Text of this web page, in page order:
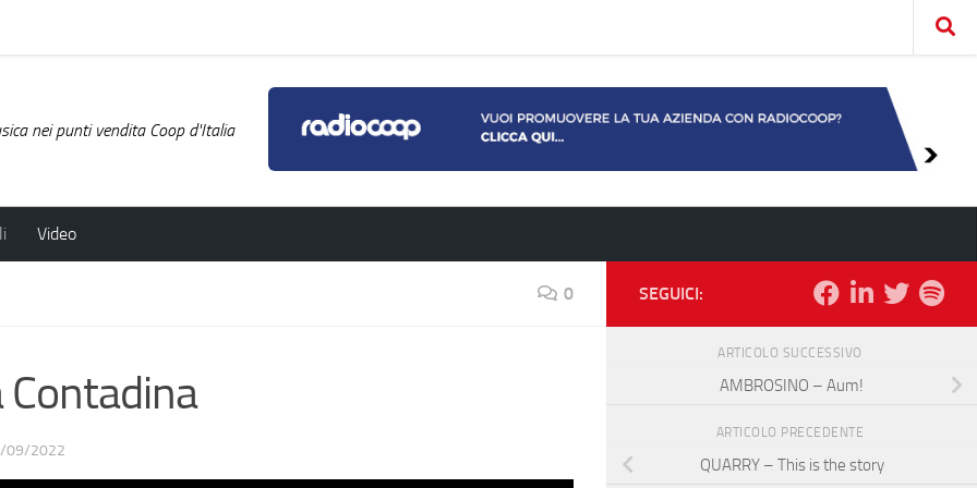
nei punti vendita Coop d'Italia
Video
0
Contadina
09/2022
SEGUICI:
ARTICOLO SUCCESSIVO
AMBROSINO – Aum!
ARTICOLO PRECEDENTE
QUARRY – This is the story